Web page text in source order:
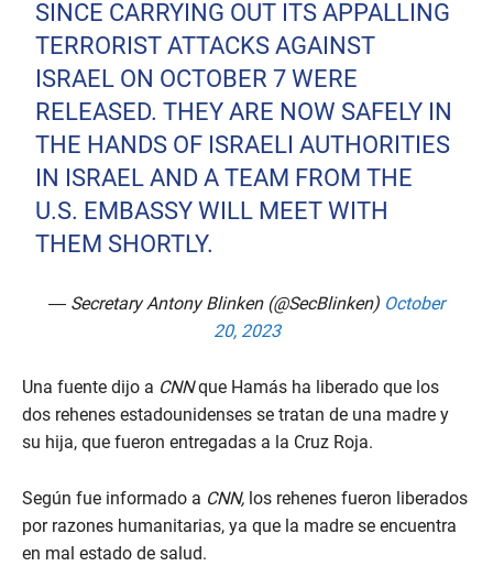
SINCE CARRYING OUT ITS APPALLING
TERRORIST ATTACKS AGAINST
ISRAEL ON OCTOBER 7 WERE
RELEASED. THEY ARE NOW SAFELY IN
THE HANDS OF ISRAELI AUTHORITIES
IN ISRAEL AND A TEAM FROM THE
U.S. EMBASSY WILL MEET WITH
THEM SHORTLY.
— Secretary Antony Blinken (@SecBlinken) October
20, 2023
Una fuente dijo a CNNque Hamás ha liberado que los
dos rehenes estadounidenses se tratan de una madre y
su hija, que fueron entregadas a la Cruz Roja.
Según fue informado a CNN, los rehenes fueron liberados
por razones humanitarias, ya que la madre se encuentra
en mal estado de salud.